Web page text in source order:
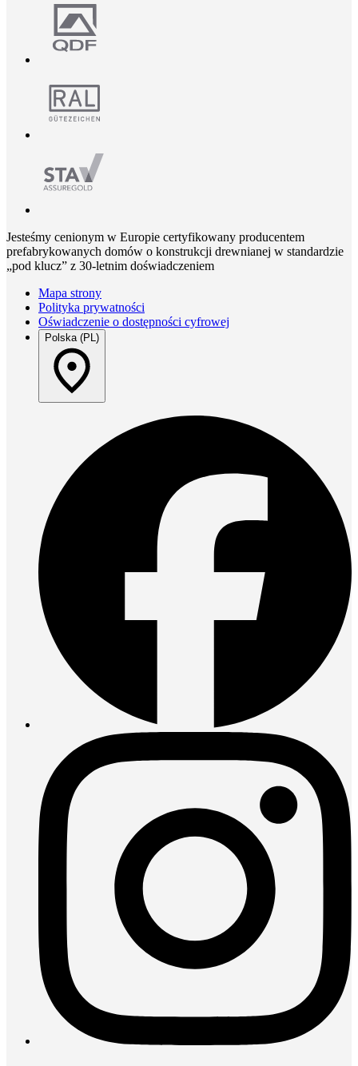
Jesteśmy cenionym w Europie certyfikowany producentem
prefabrykowanych domów o konstrukcji drewnianej w standardzie
„pod klucz” z 30-letnim doświadczeniem
Mapa strony
Polityka prywatności
Oświadczenie o dostępności cyfrowej
Polska (PL)